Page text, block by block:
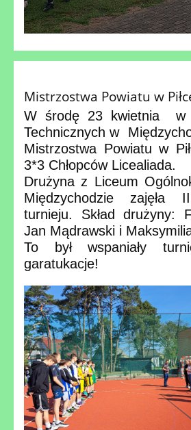
Mistrzostwa Powiatu w
W środę 23 kwietnia w
Technicznych w
Mistrzostwa Powiatu w
3*3 Chłopców Licealiada.
Drużyna z Liceum
Międzychodzie
turnieju. Skład drużyny:
Jan Mądrawski i
To był wspaniały
garatukacje!